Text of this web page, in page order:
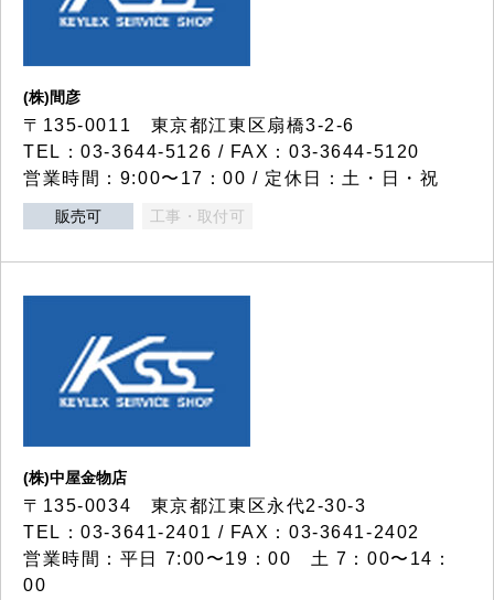
(株)間彦
〒135-0011 東京都江東区扇橋3-2-6
TEL：03-3644-5126 / FAX：03-3644-5120
営業時間：9:00〜17：00 / 定休日：土・日・祝
販売可 工事・取付可
(株)中屋金物店
〒135-0034 東京都江東区永代2-30-3
TEL：03-3641-2401 / FAX：03-3641-2402
営業時間：平日 7:00〜19：00 土 7：00〜14：
00